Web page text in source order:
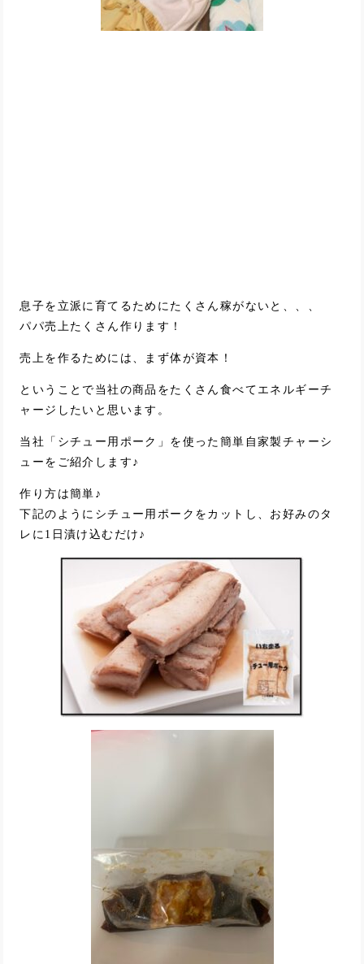
息子を立派に育てるためにたくさん稼がないと、、、
パパ売上たくさん作ります！
売上を作るためには、まず体が資本！
ということで当社の商品をたくさん食べてエネルギーチ
ャージしたいと思います。
当社「シチュー用ポーク」を使った簡単自家製チャーシ
ューをご紹介します♪
作り方は簡単♪
下記のようにシチュー用ポークをカットし、お好みのタ
レに1日漬け込むだけ♪